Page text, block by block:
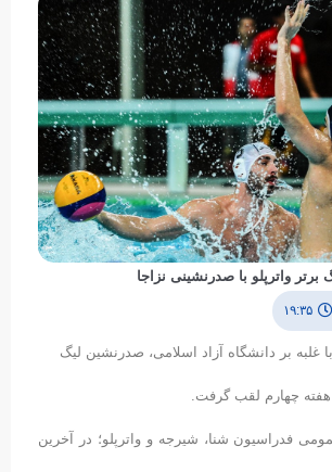
برتر واترپلو با صدرنشینی نزاجا
۱۹:۳۵
غلبه بر دانشگاه آزاد اسلامی، صدرنشین لیگ
هفته چهارم لقب گرفت.
فدراسیون شنا، شیرجه و واترپلو؛ در آخرین